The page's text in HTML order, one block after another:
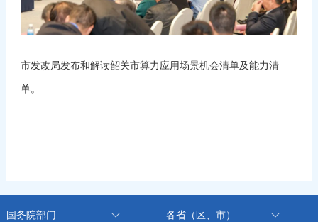
市发改局发布和解读韶关市算力应用场景机会清单及能力清
单。
国务院部门 各省（区、市）